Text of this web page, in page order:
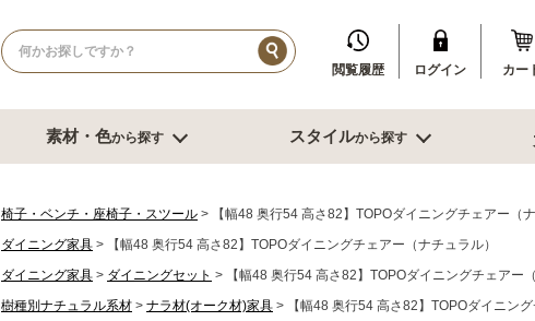
閲覧履歴 ログイン カー
幅150センチ台
幅180センチ台
リビング収納
幅60～80cm未満
幅80cm台
書棚
ミラー
素材・色から探す スタイルから探す
椅子・ベンチ・座椅子・スツール
【幅48 奥行54 高さ82】TOPOダイニングチェアー（ナ
ダイニング家具
【幅48 奥行54 高さ82】TOPOダイニングチェアー（ナチュラル）
ダイニング家具 ダイニングセット
【幅48 奥行54 高さ82】TOPOダイニングチェアー
樹種別ナチュラル系材 ナラ材(オーク材)家具
【幅48 奥行54 高さ82】TOPOダイニン